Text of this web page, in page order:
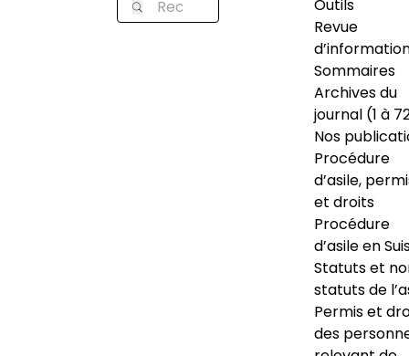
Outils
Revue
Sommaires
Archives du
journal (1 à
Nos
Procédure
d’asile,
et droits
Procédure
d’asile en
Statuts et
statuts de
Permis et
des